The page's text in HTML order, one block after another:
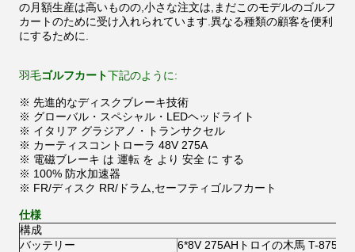
の月額生産は高いものの,小さな注文は,まだこのモデルのゴルフ
カートのために受け入れられています.異なる種類の顧客を便利
にするために.
羽毛ゴルフカート下記のように:
※ 先進的なディスクブレーキ技術
※ グローバル・スペシャル・LEDヘッドライト
※ イタリア グラジアノ・トランサクセル
※ カーティスコントローラ 48V 275A
※ 電磁ブレーキ は 運転 を より 安全 に する
※ 100% 防水加速器
※ FR/ディスク RR/ドラム,セーフティゴルフカート
仕様
構成
バッテリー
6*8V 275AHトロイの木馬 T-875